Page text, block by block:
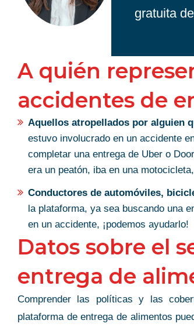
gratuita
A quién
accidentes de
Aquellos atropellados por alguien
estuvo involucrado en un accidente
completar una entrega de Uber o
era un peatón, iba en una
Conductores de automóviles,
la plataforma, ya sea buscando una
en un accidente, ¡podemos ayudarlo!
Datos sobre el
entrega de
Comprender las políticas y las
plataforma de entrega de alimentos